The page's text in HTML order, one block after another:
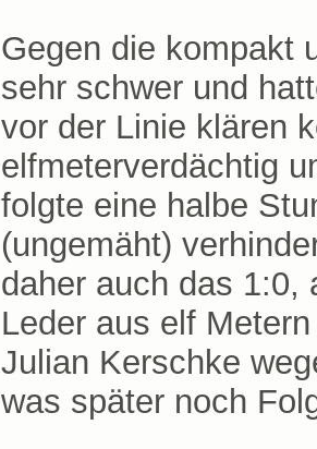
Gegen die kompakt
sehr schwer und
vor der Linie klären
elfmeterverdächtig
folgte eine halbe
(ungemäht)
daher auch das 1:0,
Leder aus elf
Julian Kerschke
was später noch